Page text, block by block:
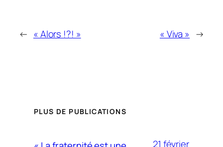
← « Alors !?! » « Viva » →
PLUS DE PUBLICATIONS
21 février